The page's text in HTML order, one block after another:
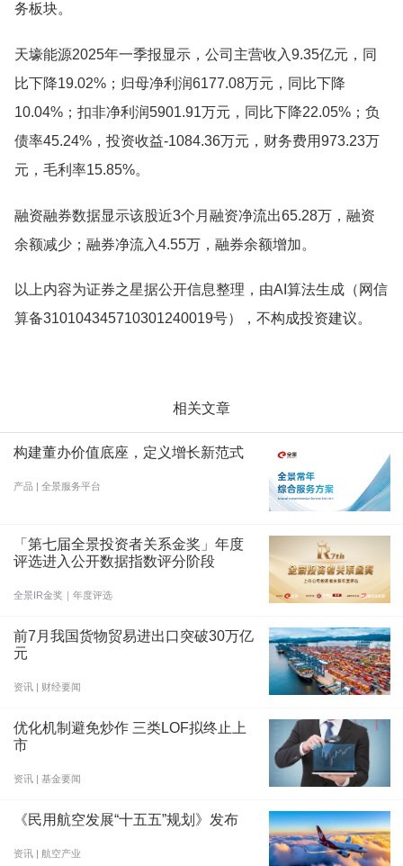
务板块。
天壕能源2025年一季报显示，公司主营收入9.35亿元，同
比下降19.02%；归母净利润6177.08万元，同比下降
10.04%；扣非净利润5901.91万元，同比下降22.05%；负
债率45.24%，投资收益-1084.36万元，财务费用973.23万
元，毛利率15.85%。
融资融券数据显示该股近3个月融资净流出65.28万，融资
余额减少；融券净流入4.55万，融券余额增加。
以上内容为证券之星据公开信息整理，由AI算法生成（网信
算备310104345710301240019号），不构成投资建议。
相关文章
构建董办价值底座，定义增长新范式
产品 | 全景服务平台
「第七届全景投资者关系金奖」年度
评选进入公开数据指数评分阶段
全景IR金奖｜年度评选
前7月我国货物贸易进出口突破30万亿
元
资讯 | 财经要闻
优化机制避免炒作 三类LOF拟终止上
市
资讯 | 基金要闻
《民用航空发展“十五五”规划》发布
资讯 | 航空产业